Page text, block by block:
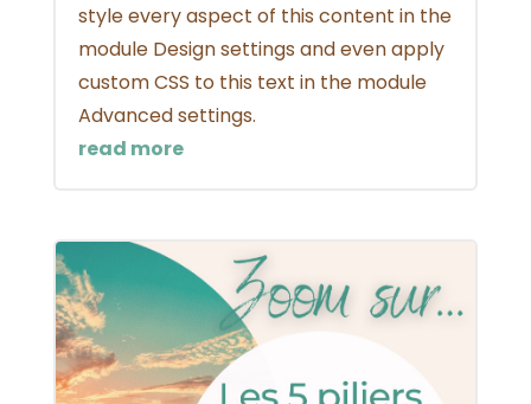
style every aspect of this content in the
module Design settings and even apply
custom CSS to this text in the module
Advanced settings.
read more